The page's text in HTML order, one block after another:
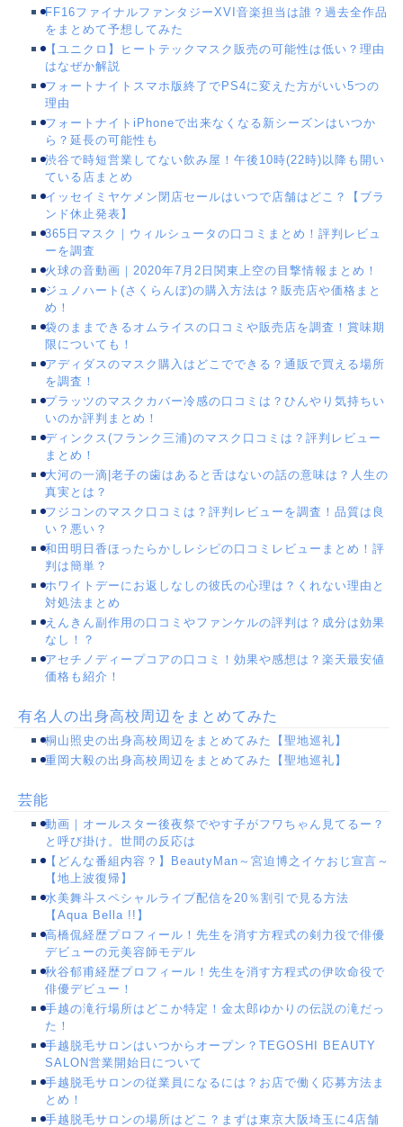
FF16ファイナルファンタジーXVI音楽担当は誰？過去全作品
をまとめて予想してみた
【ユニクロ】ヒートテックマスク販売の可能性は低い？理由
はなぜか解説
フォートナイトスマホ版終了でPS4に変えた方がいい5つの
理由
フォートナイトiPhoneで出来なくなる新シーズンはいつか
ら？延長の可能性も
渋谷で時短営業してない飲み屋！午後10時(22時)以降も開い
ている店まとめ
イッセイミヤケメン閉店セールはいつで店舗はどこ？【ブラ
ンド休止発表】
365日マスク｜ウィルシュータの口コミまとめ！評判レビュ
ーを調査
火球の音動画｜2020年7月2日関東上空の目撃情報まとめ！
ジュノハート(さくらんぼ)の購入方法は？販売店や価格まと
め！
袋のままできるオムライスの口コミや販売店を調査！賞味期
限についても！
アディダスのマスク購入はどこでできる？通販で買える場所
を調査！
プラッツのマスクカバー冷感の口コミは？ひんやり気持ちい
いのか評判まとめ！
ディンクス(フランク三浦)のマスク口コミは？評判レビュー
まとめ！
大河の一滴|老子の歯はあると舌はないの話の意味は？人生の
真実とは？
フジコンのマスク口コミは？評判レビューを調査！品質は良
い？悪い？
和田明日香ほったらかしレシピの口コミレビューまとめ！評
判は簡単？
ホワイトデーにお返しなしの彼氏の心理は？くれない理由と
対処法まとめ
えんきん副作用の口コミやファンケルの評判は？成分は効果
なし！？
アセチノディープコアの口コミ！効果や感想は？楽天最安値
価格も紹介！
有名人の出身高校周辺をまとめてみた
桐山照史の出身高校周辺をまとめてみた【聖地巡礼】
重岡大毅の出身高校周辺をまとめてみた【聖地巡礼】
芸能
動画｜オールスター後夜祭でやす子がフワちゃん見てるー？
と呼び掛け。世間の反応は
【どんな番組内容？】BeautyMan～宮迫博之イケおじ宣言～
【地上波復帰】
水美舞斗スペシャルライブ配信を20％割引で見る方法
【Aqua Bella !!】
高橋侃経歴プロフィール！先生を消す方程式の剣力役で俳優
デビューの元美容師モデル
秋谷郁甫経歴プロフィール！先生を消す方程式の伊吹命役で
俳優デビュー！
手越の滝行場所はどこか特定！金太郎ゆかりの伝説の滝だっ
た！
手越脱毛サロンはいつからオープン？TEGOSHI BEAUTY
SALON営業開始日について
手越脱毛サロンの従業員になるには？お店で働く応募方法ま
とめ！
手越脱毛サロンの場所はどこ？まずは東京大阪埼玉に4店舗